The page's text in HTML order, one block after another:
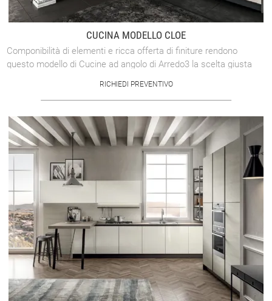
CUCINA MODELLO CLOE
Componibilità di elementi e ricca offerta di finiture rendono
questo modello di Cucine ad angolo di Arredo3 la scelta giusta
RICHIEDI PREVENTIVO